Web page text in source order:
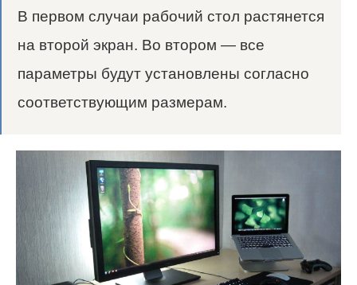
В первом случаи рабочий стол растянется
на второй экран. Во втором — все
параметры будут установлены согласно
соответствующим размерам.